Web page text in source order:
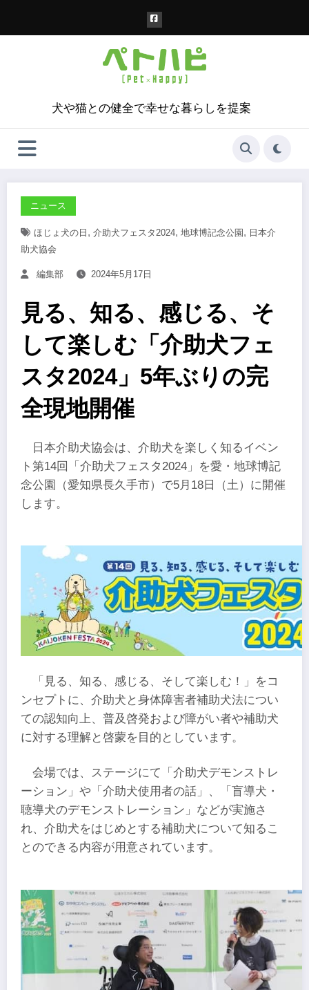
犬や猫との健全で幸せな暮らしを提案
ニュース
ほじょ犬の日 , 介助犬フェスタ2024, 地球博記念公園 , 日本介
助犬協会
編集部 2024年5月17日
見る、知る、感じる、そ
して楽しむ「介助犬フェ
スタ2024」5年ぶりの完
全現地開催
日本介助犬協会は、介助犬を楽しく知るイベン
ト第14回「介助犬フェスタ2024」を愛・地球博記
念公園（愛知県長久手市）で5月18日（土）に開催
します。
「見る、知る、感じる、そして楽しむ！」をコ
ンセプトに、介助犬と身体障害者補助犬法につい
ての認知向上、普及啓発および障がい者や補助犬
に対する理解と啓蒙を目的としています。
会場では、ステージにて「介助犬デモンストレ
ーション」や「介助犬使用者の話」、「盲導犬・
聴導犬のデモンストレーション」などが実施さ
れ、介助犬をはじめとする補助犬について知るこ
とのできる内容が用意されています。